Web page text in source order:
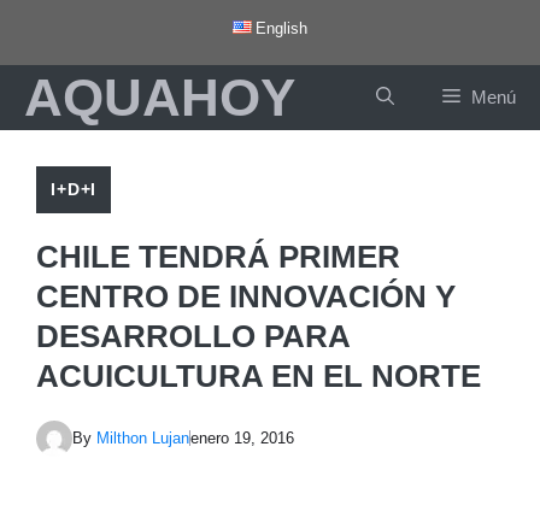
contenido
English
AQUAHOY Menú
I+D+I
CHILE TENDRÁ PRIMER
CENTRO DE INNOVACIÓN Y
DESARROLLO PARA
ACUICULTURA EN EL NORTE
By Milthon Lujanenero 19, 2016